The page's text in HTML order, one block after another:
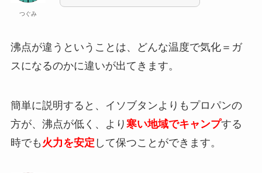
つぐみ
沸点が違うということは、どんな温度で気化＝ガ
スになるのかに違いが出てきます。
簡単に説明すると、イソブタンよりもプロパンの
方が、沸点が低く、より 寒い地域でキャンプする
時でも 火力を安定 して保つことができます。